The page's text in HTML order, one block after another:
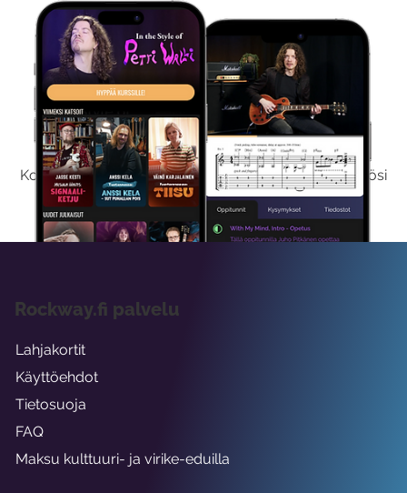
Kokeile Ilmaiseksi
Kokeilemalla ilmaiseksi saat koko sisältömme käyttöösi
viikon ajaksi.
Rockway.fi palvelu
Lahjakortit
Käyttöehdot
Tietosuoja
FAQ
Maksu kulttuuri- ja virike-eduilla